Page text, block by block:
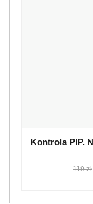
Kontrola PIP.
119 zł